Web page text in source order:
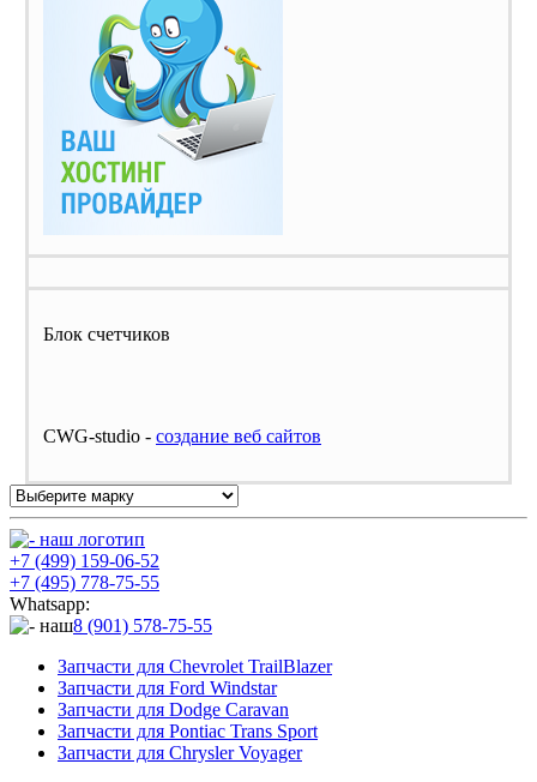
Блок счетчиков
CWG-studio - cоздание веб сайтов
+7 (499) 159-06-52
+7 (495) 778-75-55
Whatsapp:
8 (901) 578-75-55
Запчасти для Chevrolet TrailBlazer
Запчасти для Ford Windstar
Запчасти для Dodge Caravan
Запчасти для Pontiac Trans Sport
Запчасти для Chrysler Voyager